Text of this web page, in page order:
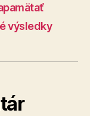
výsledky